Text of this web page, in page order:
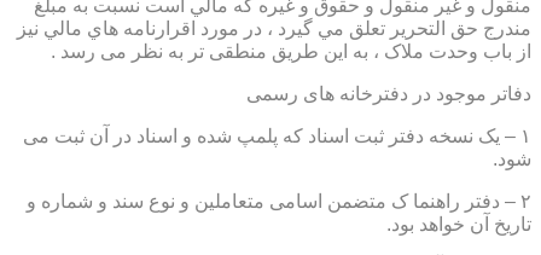
منقول و غير منقول و حقوق و غيره كه مالي است نسبت به مبلغ
مندرج حق التحرير تعلق مي گيرد ، در مورد اقرارنامه هاي مالي نيز
از باب وحدت ملاک ، به این طریق منطقی تر به نظر می رسد .
دفاتر موجود در دفترخانه های رسمی
۱ – یک نسخه دفتر ثبت اسناد که پلمپ شده و اسناد در آن ثبت می
شود.
۲ – دفتر راهنما ک متضمن اسامی متعاملین و نوع سند و شماره و
تاریخ آن خواهد بود.